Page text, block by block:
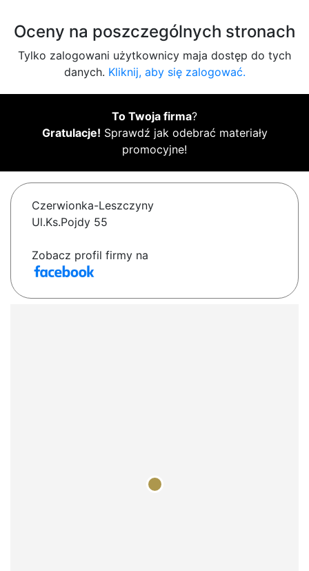
Oceny na poszczególnych stronach
Tylko zalogowani użytkownicy maja dostęp do tych
danych. Kliknij, aby się zalogować.
To Twoja firma?
Gratulacje! Sprawdź jak odebrać materiały
promocyjne!
Czerwionka-Leszczyny
Ul.Ks.Pojdy 55
Zobacz profil firmy na